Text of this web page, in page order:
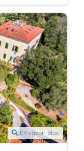
En savoir plus